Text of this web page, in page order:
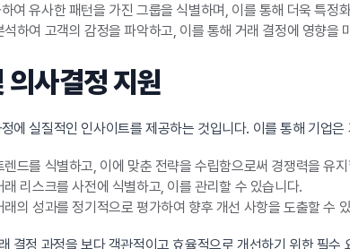
여 유사한 패턴을 가진 그룹을 식별하며, 이를 통해 더욱 특정
하여 고객의 감정을 파악하고, 이를 통해 거래 결정에 영향을
의사결정 지원
에 실질적인 인사이트를 제공하는 것입니다. 이를 통해 기업
드를 식별하고, 이에 맞춘 전략을 수립함으로써 경쟁력을 유
리스크를 사전에 식별하고, 이를 관리할 수 있습니다.
의 성과를 정기적으로 평가하여 향후 개선 사항을 도출할 수
결정 과정을 보다 객관적이고 효율적으로 개선하기 위한 필